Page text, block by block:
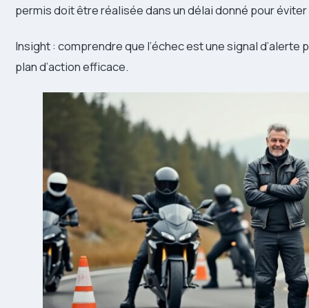
permis doit être réalisée dans un délai donné pour
Insight : comprendre que l’échec est une signal
plan d’action efficace.